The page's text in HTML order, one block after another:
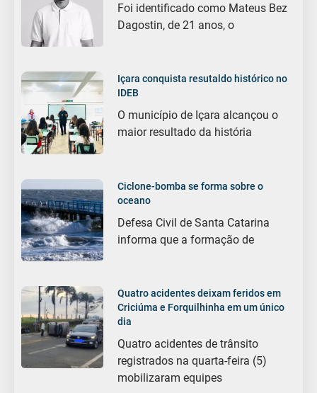
Foi identificado como Mateus Bez
Dagostin, de 21 anos, o
Içara conquista resutaldo histórico no
IDEB
O município de Içara alcançou o
maior resultado da história
Ciclone-bomba se forma sobre o
oceano
Defesa Civil de Santa Catarina
informa que a formação de
Quatro acidentes deixam feridos em
Criciúma e Forquilhinha em um único
dia
Quatro acidentes de trânsito
registrados na quarta-feira (5)
mobilizaram equipes